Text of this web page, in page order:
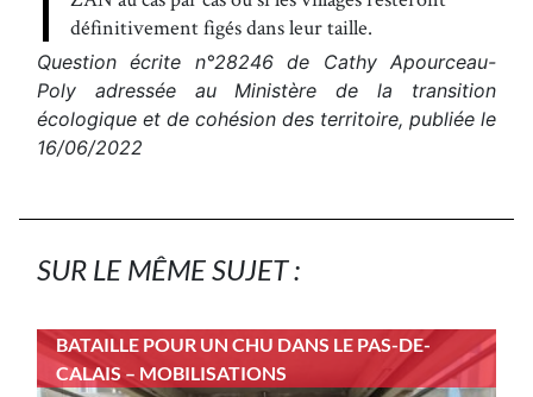
définitivement figés dans leur taille.
Question écrite n°28246 de Cathy Apourceau-
Poly adressée au Ministère de la transition
écologique et de cohésion des territoire, publiée le
16/06/2022
SUR LE MÊME SUJET :
BATAILLE POUR UN CHU DANS LE PAS-DE-
CALAIS – MOBILISATIONS